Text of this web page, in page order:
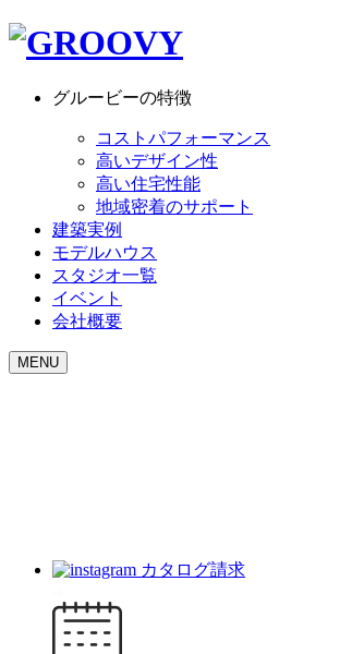
グルービーの特徴
コストパフォーマンス
高いデザイン性
高い住宅性能
地域密着のサポート
建築実例
モデルハウス
スタジオ一覧
イベント
会社概要
MENU
カタログ請求